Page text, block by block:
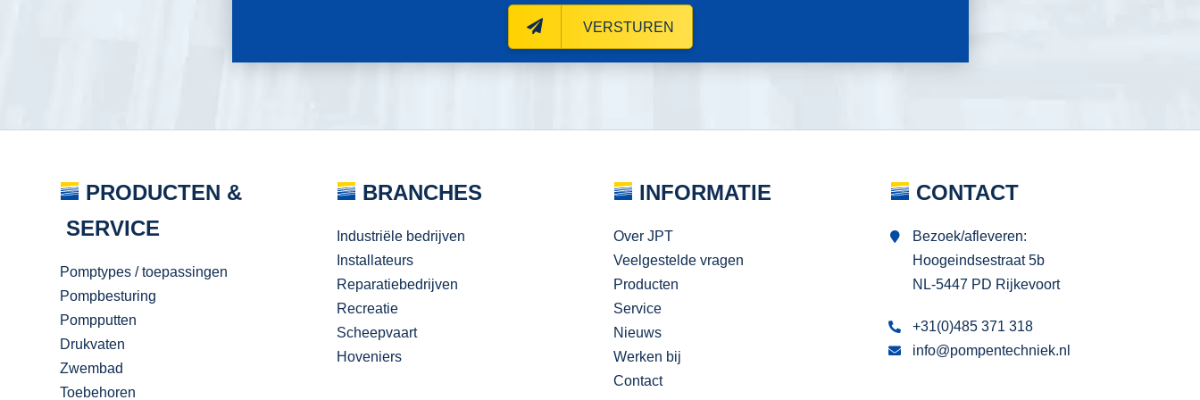
VERSTUREN
PRODUCTEN &
SERVICE
Pomptypes / toepassingen
Pompbesturing
Pompputten
Drukvaten
Zwembad
Toebehoren
BRANCHES
Industriële bedrijven
Installateurs
Reparatiebedrijven
Recreatie
Scheepvaart
Hoveniers
INFORMATIE
Over JPT
Veelgestelde vragen
Producten
Service
Nieuws
Werken bij
Contact
CONTACT
Bezoek/afleveren:
Hoogeindsestraat 5b
NL-5447 PD Rijkevoort
+31(0)485 371 318
info@pompentechniek.nl